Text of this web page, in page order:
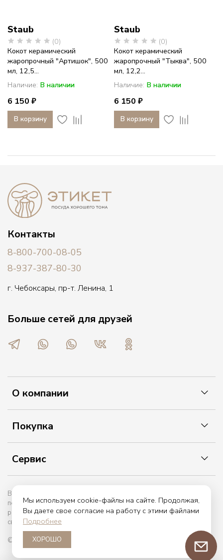
Staub
(0)
Кокот керамический
жаропрочный "Артишок", 500
мл, 12,5...
Наличие: В наличии
6 150 ₽
В корзину
Staub
(0)
Кокот керамический
жаропрочный "Тыква", 500
мл, 12,2...
Наличие: В наличии
6 150 ₽
В корзину
О компании
Покупка
Сервис
Контакты
8-800-700-08-05
8-937-387-80-30
г. Чебоксары, пр-т. Ленина, 1
Больше сетей для друзей
Вы принимаете условия политики в отношении обработки
персональных данных и пользовательского соглашения каждый
раз, когда оставляете свои данные в любой форме обратной
связи на сайте etiket.online
© 2017 — 2026. etiket.online
Мы используем cookie-файлы на сайте. Продолжая,
Вы даете свое согласие на работу с этими файлами
Подробнее
ХОРОШО